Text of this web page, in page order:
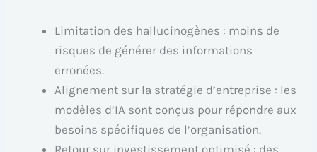
Limitation des hallucinogènes : moins de
risques de générer des informations
erronées.
Alignement sur la stratégie d’entreprise : les
modèles d’IA sont conçus pour répondre aux
besoins spécifiques de l’organisation.